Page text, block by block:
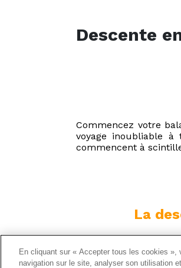
Descente
Commencez votre
voyage inoubliable
commencent à
La
En cliquant sur « Accepter tous les cookies
navigation sur le site, analyser son utilisation